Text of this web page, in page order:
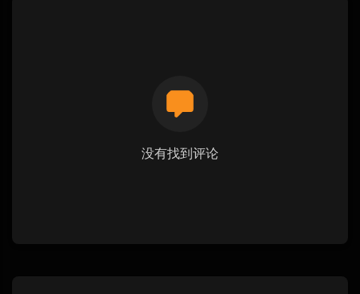
没有找到评论